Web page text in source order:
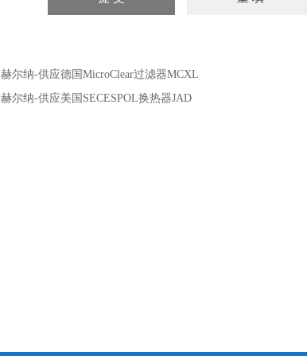
赫尔纳-供应德国MicroClear过滤器MCXL
赫尔纳-供应美国SECESPOL换热器JAD